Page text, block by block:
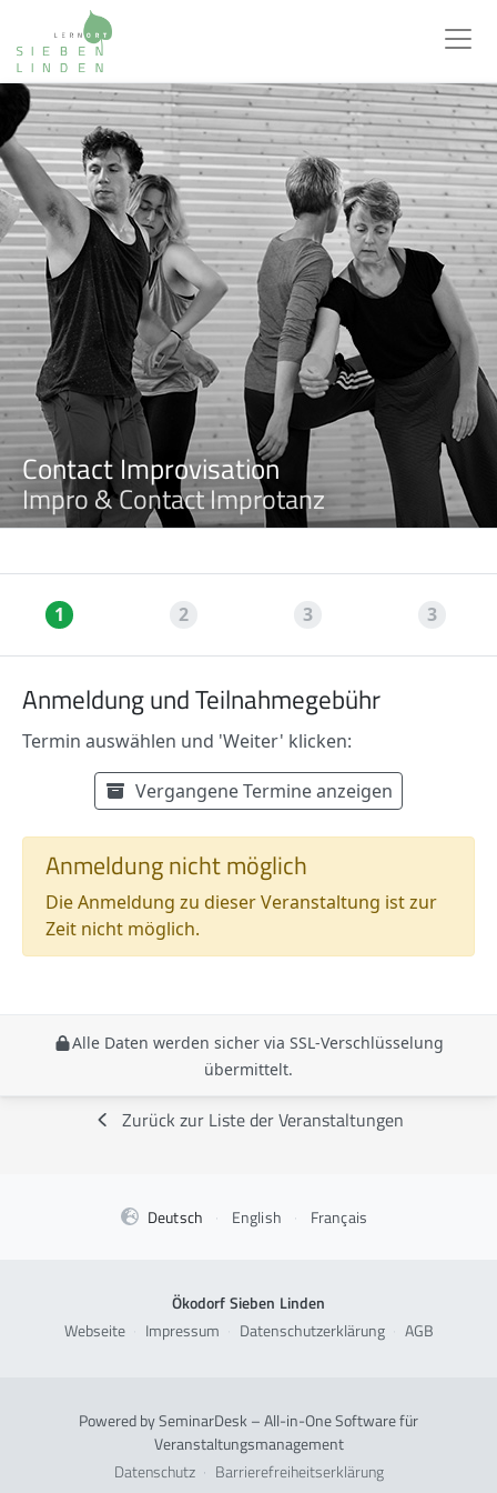
Contact Improvisation
Impro & Contact Improtanz
1 2 3 3
Anmeldung und Teilnahmegebühr
Termin auswählen und 'Weiter' klicken:
Termin auswählen:
Verfügbare TermineVergangene Termine anzeigen
Preisinformationen
Anmeldung nicht möglich
Die Anmeldung zu dieser Veranstaltung ist zur
Zeit nicht möglich.
Alle Daten werden sicher via SSL-Verschlüsselung
übermittelt.
Zurück zur Liste der Veranstaltungen
Deutsch · English · Français
Ökodorf Sieben Linden
Webseite
Impressum Datenschutzerklärung AGB
Powered by SeminarDesk – All-in-One Software für
Veranstaltungsmanagement
Datenschutz · Barrierefreiheitserklärung